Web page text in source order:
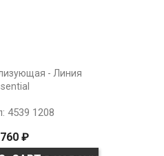
- Линия
4539 1208
₽